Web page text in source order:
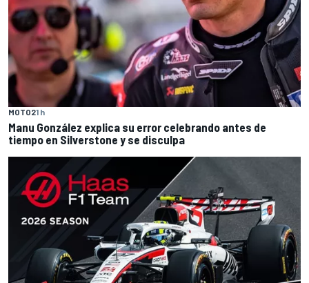
MOTO21 h
Manu González explica su error celebrando antes de
tiempo en Silverstone y se disculpa